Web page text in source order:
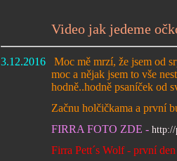
Video jak jedeme
3.12.2016 Moc mě mrzí, že jsem od
moc a nějak jsem to vše
hodně..hodně psaníček od svých
Začnu holčičkama a první
FIRRA FOTO ZDE - http://
Firra Pett´s Wolf - první